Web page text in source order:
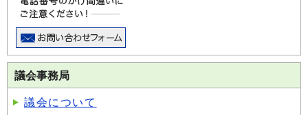
議会事務局
議会について